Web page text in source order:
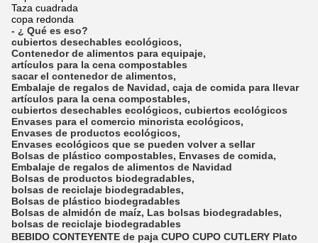
Taza cuadrada
copa redonda
- ¿ Qué es eso?
cubiertos desechables ecológicos,
Contenedor de alimentos para equipaje,
artículos para la cena compostables
sacar el contenedor de alimentos,
Embalaje de regalos de Navidad, caja de comida para llevar
artículos para la cena compostables,
cubiertos desechables ecológicos, cubiertos ecológicos
Envases para el comercio minorista ecológicos,
Envases de productos ecológicos,
Envases ecológicos que se pueden volver a sellar
Bolsas de plástico compostables, Envases de comida,
Embalaje de regalos de alimentos de Navidad
Bolsas de productos biodegradables,
bolsas de reciclaje biodegradables,
Bolsas de plástico biodegradables
Bolsas de almidón de maíz, Las bolsas biodegradables,
bolsas de reciclaje biodegradables
BEBIDO CONTEYENTE de paja CUPO CUPO CUTLERY Plato